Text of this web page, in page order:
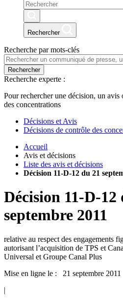
Rechercher
Recherche par mots-clés
Rechercher
Recherche experte :
Pour rechercher une décision, un
des concentrations
Décisions et Avis
Décisions de contrôle des
Accueil
Avis et décisions
Liste des avis et décisions
Décision 11-D-12 du 21
Décision 11-D-12
septembre 2011
relative au respect des engagements
autorisant l’acquisition de TPS et
Universal et Groupe Canal Plus
Mise en ligne le : 21 septembre 2011
|